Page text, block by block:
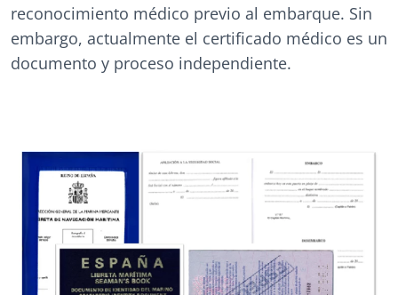
reconocimiento médico previo al embarque. Sin
embargo, actualmente el certificado médico es un
documento y proceso independiente.